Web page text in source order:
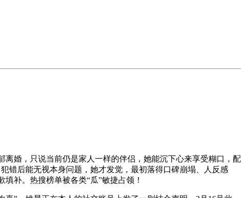
婚，只说当前仍是家人一样的伴侣，她能沉下心来享受糊口，配
错后能无视本身问题，她才发觉，最初落得口碑崩塌、人反感
补。热搜榜单被各类“瓜”敏捷占领！